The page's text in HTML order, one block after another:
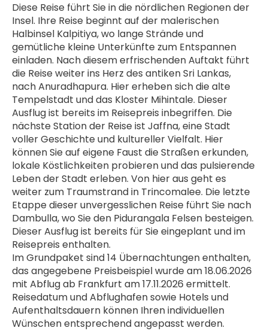
Diese Reise führt Sie in die nördlichen Regionen der
Insel. Ihre Reise beginnt auf der malerischen
Halbinsel Kalpitiya, wo lange Strände und
gemütliche kleine Unterkünfte zum Entspannen
einladen. Nach diesem erfrischenden Auftakt führt
die Reise weiter ins Herz des antiken Sri Lankas,
nach Anuradhapura. Hier erheben sich die alte
Tempelstadt und das Kloster Mihintale. Dieser
Ausflug ist bereits im Reisepreis inbegriffen. Die
nächste Station der Reise ist Jaffna, eine Stadt
voller Geschichte und kultureller Vielfalt. Hier
können Sie auf eigene Faust die Straßen erkunden,
lokale Köstlichkeiten probieren und das pulsierende
Leben der Stadt erleben. Von hier aus geht es
weiter zum Traumstrand in Trincomalee. Die letzte
Etappe dieser unvergesslichen Reise führt Sie nach
Dambulla, wo Sie den Pidurangala Felsen besteigen.
Dieser Ausflug ist bereits für Sie eingeplant und im
Reisepreis enthalten.
Im Grundpaket sind 14 Übernachtungen enthalten,
das angegebene Preisbeispiel wurde am 18.06.2026
mit Abflug ab Frankfurt am 17.11.2026 ermittelt.
Reisedatum und Abflughafen sowie Hotels und
Aufenthaltsdauern können Ihren individuellen
Wünschen entsprechend angepasst werden.